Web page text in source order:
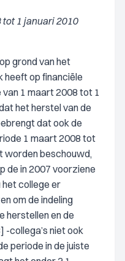
1 januari 2010
grond van het
heeft op financiële
1 maart 2008 tot 1
het herstel van de
dat ook de
1 maart 2008 tot
worden beschouwd,
de in 2007 voorziene
het college er
om de indeling
herstellen en de
-collega’s niet ook
periode in de juiste